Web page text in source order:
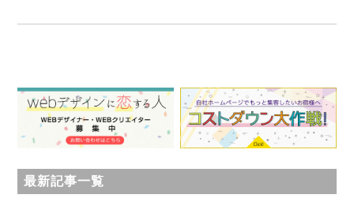
最新記事一覧